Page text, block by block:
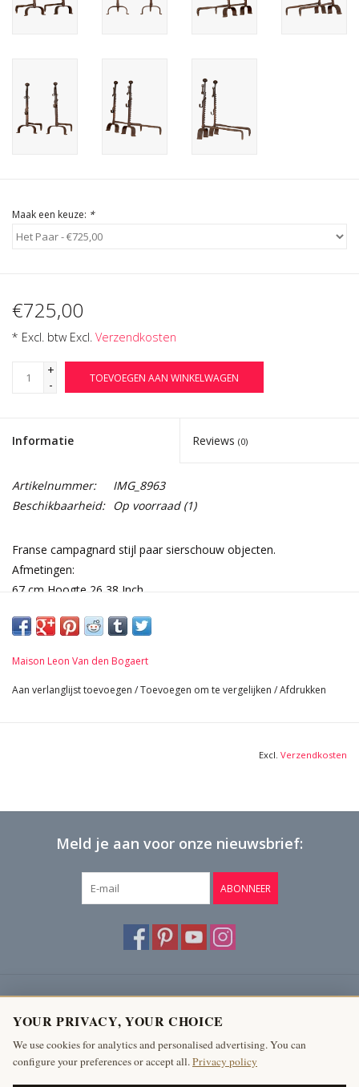
Maak een keuze: *
€725,00
* Excl. btw Excl. Verzendkosten
+
-
TOEVOEGEN AAN WINKELWAGEN
Informatie Reviews (0)
Artikelnummer:
IMG_8963
Beschikbaarheid: Op voorraad(1)
Franse campagnard stijl paar sierschouw objecten.
Afmetingen:
67 cm Hoogte 26,38 Inch
51 cm Lengte 20,08 Inch
Maison Leon Van den Bogaert
Aan verlanglijst toevoegen /Toevoegen om te vergelijken /Afdrukken
Excl. Verzendkosten
Meld je aan voor onze nieuwsbrief:
ABONNEER
Producten
Mijn account
YOUR PRIVACY, YOUR CHOICE
We use cookies for analytics and personalised advertising. You can
configure your preferences or accept all.Privacy policy